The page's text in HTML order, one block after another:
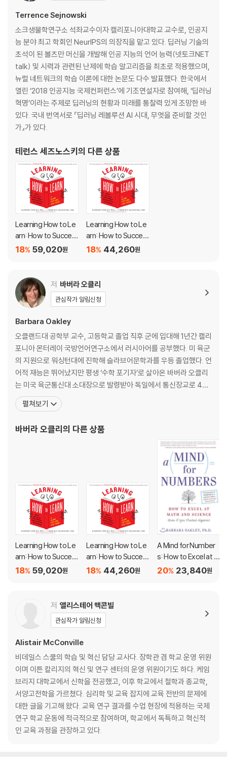
aturally to us at first--the secret is to understand how the brai
n works so we can unlock its power. This book explains:
- Why sometimes letting your mind wander is an important pa
rt of the learning process
- How to avoid "rut think" in order to think outside the box
- Why having a poor memory can be a good thing
- The value of metaphors in developing understanding
- A simple, yet powerful, way to stop procrastinating
Filled with illustrations, application questions, and exercises, t
his book makes learning easy and fun.
Chapter 12 Making Brain-Links: How Hot to Learn from a Comi
c Book 143
Chapter 13 Asking Yourself Important Questions: Should You L
isten to Music While You're Studying? 160
Chapter 14 Learning Surprises: Pssst… Your Worst Traits Can
Be Your Best Traits! 174
Chapter 15 How to Do Well on Tests 186
Chapter 16 Going from "Have to" to "Get to" 195
Solutions to End-of-Chapter Problems 206
Suggested Resources 216
Acknowledgments 223
Notes 230
Index 236
About the Authors and Illustrator 245
Terrence Sejnowski
소크생물학연구소 석좌교수이자 캘리포니아대학교 교수로, 인공지
능 분야 최고 학회인 NeurIPS의 의장직을 맡고 있다. 딥러닝 기술의
초석이 된 볼츠만 머신을 개발해 인공 지능의 언어 능력(넷토크NET
talk) 및 시력과 관련된 난제에 학습 알고리즘을 최초로 적용했으며,
뉴럴 네트워크의 학습 이론에 대한 논문도 다수 발표했다. 한국에서
열린 ‘2018 인공지능 국제컨퍼런스’에 기조연설자로 참여해, ‘딥러닝
혁명’이라는 주제로 딥러닝의 현황과 미래를 통찰력 있게 조망한 바
있다. 국내 번역서로 『딥러닝 레볼루션 AI 시대, 무엇을 준비할 것인
가』가 있다.
테런스 세즈노스키 의 다른 상품
Learning How to Le
arn: How to Succee
d in School Without
e for Kids and Teen
s
59,020원
18%
Learning How to Le
arn: How to Succee
d in School Without
e for Kids and Teen
s
44,260원
18%
저 바버라 오클리
관심작가 알림신청
Barbara Oakley
오클랜드대 공학부 교수, 고등학교 졸업 직후 군에 입대해 1년간 캘리
포니아 몬터레이 국방언어연구소에서 러시아어를 공부했다. 미 육군
의 지원으로 워싱턴대에 진학해 슬라브어문학과를 우등 졸업했다. 언
어적 재능은 뛰어났지만 평생 ‘수학 포기자’로 살아온 바버라 오클리
는 미국 육군통신대 소대장으로 발령받아 독일에서 통신장교로 4년
간 근무하면서 공학적 지식의 필요성을 깨닫는다. 전역 후 다시 공부
를 시작해 점차 수학과 과학을 공부하는 법을 깨우쳐 워싱턴대에서
동대학원에서 시스템공학 박사학위를 받았다. 현재 미국 의생명공학
펼쳐보기
바버라 오클리 의 다른 상품
Learning How to Le
arn: How to Succee
d in School Without
e for Kids and Teen
59,020원
18%
Learning How to Le
arn: How to Succee
d in School Without
e for Kids and Teen
s
44,260원
18%
A Mind for Number
s: How to Excel at M
ath and Science (Ev
23,840원
20%
저 앨리스테어 맥콘빌
관심작가 알림신청
Alistair McConville
비데일스 스쿨의 학습 및 혁신 담당 교사다. 장학관 겸 학교 운영 위원
이며 이튼 칼리지의 혁신 및 연구 센터의 운영 위원이기도 하다. 케임
브리지 대학교에서 신학을 전공했고, 이후 학교에서 철학과 종교학,
서양고전학을 가르쳤다. 심리학 및 교육 잡지에 교육 전반의 문제에
대한 글을 기고해 왔다. 교육 연구 결과를 수업 현장에 적용하는 국제
연구 학교 운동에 적극적으로 참여하며, 학교에서 독특하고 혁신적
인 교육 과정을 관장하고 있다.